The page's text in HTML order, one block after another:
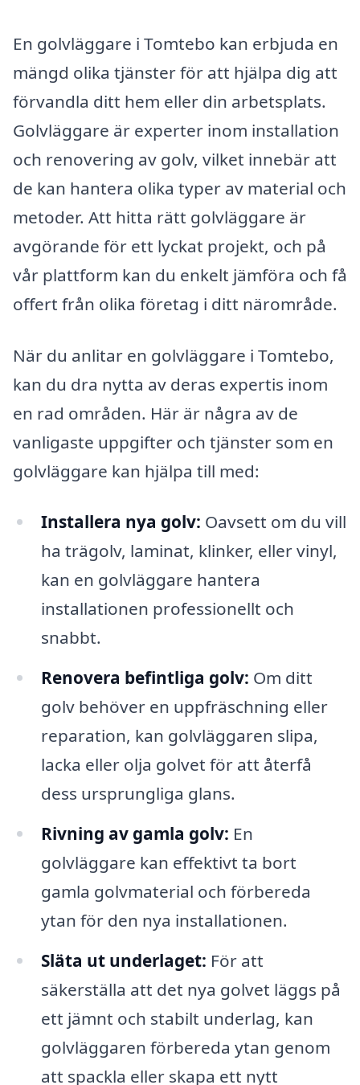
En golvläggare i Tomtebo kan erbjuda en
mängd olika tjänster för att hjälpa dig att
förvandla ditt hem eller din arbetsplats.
Golvläggare är experter inom installation
och renovering av golv, vilket innebär att
de kan hantera olika typer av material och
metoder. Att hitta rätt golvläggare är
avgörande för ett lyckat projekt, och på
vår plattform kan du enkelt jämföra och få
offert från olika företag i ditt närområde.
När du anlitar en golvläggare i Tomtebo,
kan du dra nytta av deras expertis inom
en rad områden. Här är några av de
vanligaste uppgifter och tjänster som en
golvläggare kan hjälpa till med:
Installera nya golv: Oavsett om du vill
ha trägolv, laminat, klinker, eller vinyl,
kan en golvläggare hantera
installationen professionellt och
snabbt.
Renovera befintliga golv: Om ditt
golv behöver en uppfräschning eller
reparation, kan golvläggaren slipa,
lacka eller olja golvet för att återfå
dess ursprungliga glans.
Rivning av gamla golv: En
golvläggare kan effektivt ta bort
gamla golvmaterial och förbereda
ytan för den nya installationen.
Släta ut underlaget: För att
säkerställa att det nya golvet läggs på
ett jämnt och stabilt underlag, kan
golvläggaren förbereda ytan genom
att spackla eller skapa ett nytt